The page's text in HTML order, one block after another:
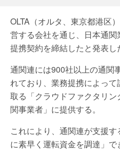
OLTA（オルタ、東京都港区
営する会社を通じ、日本通
提携契約を締結したと発表し
通関連には900社以上の通関
れており、業務提携によっ
取る「クラウドファクタリ
関事業者」に提供する。
これにより、通関連が支援
に素早く運転資金を調達」で